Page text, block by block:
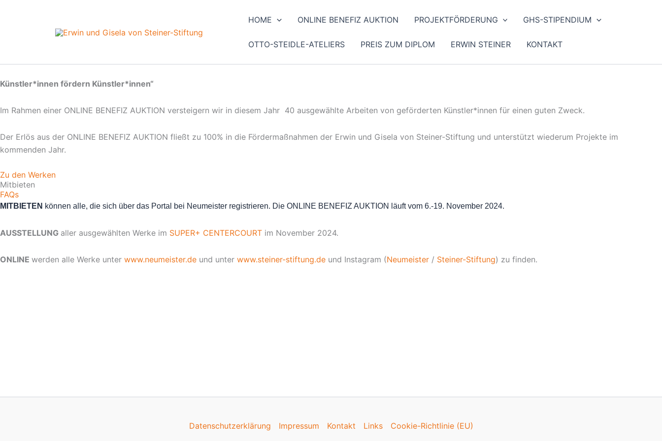
HOME ONLINE BENEFIZ AUKTION PROJEKTFÖRDERUNG GHS-STIPENDIUM
OTTO-STEIDLE-ATELIERS PREIS ZUM DIPLOM ERWIN STEINER KONTAKT
Künstler*innen fördern Künstler*innen“
Im Rahmen einer ONLINE BENEFIZ AUKTION versteigern wir in diesem Jahr 40 ausgewählte Arbeiten von geförderten Künstler*innen für einen guten Zweck.
Der Erlös aus der ONLINE BENEFIZ AUKTION fließt zu 100% in die Fördermaßnahmen der Erwin und Gisela von Steiner-Stiftung und unterstützt wiederum Projekte im
kommenden Jahr.
Zu den Werken
Mitbieten
FAQs
MITBIETEN können alle, die sich über das Portal bei Neumeister registrieren. Die ONLINE BENEFIZ AUKTION läuft vom 6.-19. November 2024.
AUSSTELLUNG aller ausgewählten Werke im SUPER+ CENTERCOURT im November 2024.
ONLINE werden alle Werke unter www.neumeister.de und unter www.steiner-stiftung.de und Instagram (Neumeister / Steiner-Stiftung) zu finden.
Datenschutzerklärung Impressum Kontakt Links Cookie-Richtlinie (EU)